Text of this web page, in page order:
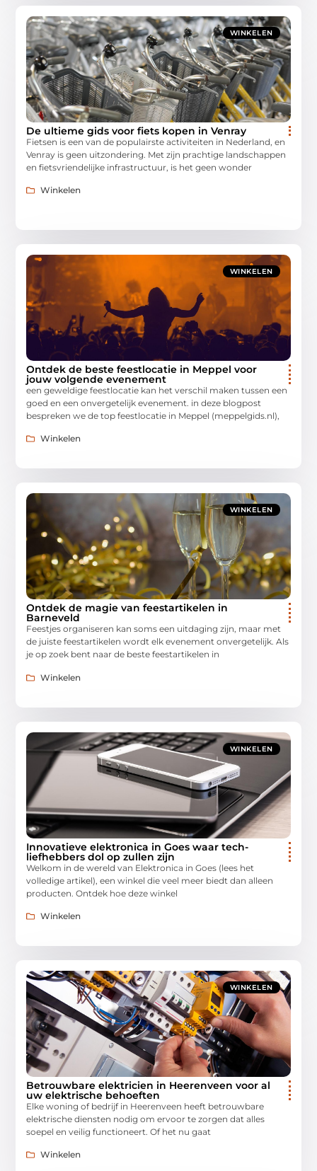
WINKELEN
De ultieme gids voor fiets kopen in Venray
Fietsen is een van de populairste activiteiten in Nederland, en
Venray is geen uitzondering. Met zijn prachtige landschappen
en fietsvriendelijke infrastructuur, is het geen wonder
Winkelen
WINKELEN
Ontdek de beste feestlocatie in Meppel voor
jouw volgende evenement
een geweldige feestlocatie kan het verschil maken tussen een
goed en een onvergetelijk evenement. in deze blogpost
bespreken we de top feestlocatie in Meppel (meppelgids.nl),
Winkelen
WINKELEN
Ontdek de magie van feestartikelen in
Barneveld
Feestjes organiseren kan soms een uitdaging zijn, maar met
de juiste feestartikelen wordt elk evenement onvergetelijk. Als
je op zoek bent naar de beste feestartikelen in
Winkelen
WINKELEN
Innovatieve elektronica in Goes waar tech-
liefhebbers dol op zullen zijn
Welkom in de wereld van Elektronica in Goes (lees het
volledige artikel), een winkel die veel meer biedt dan alleen
producten. Ontdek hoe deze winkel
Winkelen
WINKELEN
Betrouwbare elektricien in Heerenveen voor al
uw elektrische behoeften
Elke woning of bedrijf in Heerenveen heeft betrouwbare
elektrische diensten nodig om ervoor te zorgen dat alles
soepel en veilig functioneert. Of het nu gaat
Winkelen